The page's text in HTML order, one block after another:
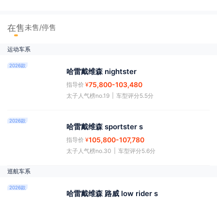
在售未售/停售
运动车系
2026款
哈雷戴维森 nightster
指导价 ¥75,800-103,480
太子人气榜no.19 车型评分5.5分
2026款
哈雷戴维森 sportster s
指导价 ¥105,800-107,780
太子人气榜no.30 车型评分5.6分
巡航车系
2026款
哈雷戴维森 路威 low rider s